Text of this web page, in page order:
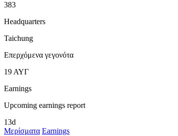
383
Headquarters
Taichung
Επερχόμενα γεγονότα
19 ΑΥΓ
Earnings
Upcoming earnings report
13d
Μερίσματα Earnings